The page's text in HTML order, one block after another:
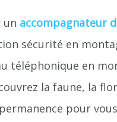
un accompagnateur
sécurité en
téléphonique en
la faune, la
pour